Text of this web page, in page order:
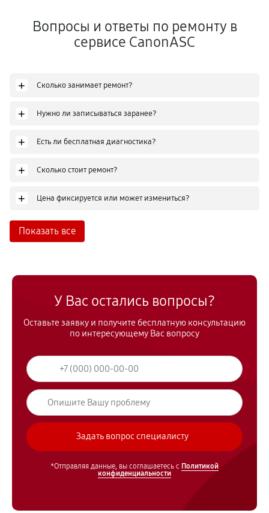
Вопросы и ответы по ремонту в
сервисе CanonASC
+ Сколько занимает ремонт?
+ Нужно ли записываться заранее?
+ Есть ли бесплатная диагностика?
+ Сколько стоит ремонт?
+ Цена фиксируется или может измениться?
Показать все
У Вас остались вопросы?
Оставьте заявку и получите бесплатную консультацию
по интересующему Вас вопросу
*Отправляя данные, вы соглашаетесь с Политикой
конфиденциальности